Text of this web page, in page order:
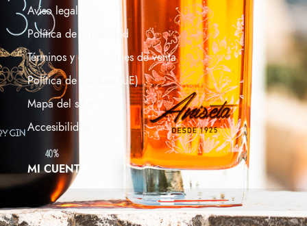
Aviso legal
Política de privacidad
Términos y condiciones de venta
Política de cookies (UE)
Mapa del sitio
Accesibilidad
MI CUENTA